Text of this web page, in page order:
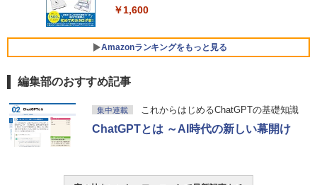
ersonal/Copilotキー搭載/Win 11/15.6型/
Core i5/16GB/SSD 512GB/ホワイト) FM
￥1,600
Amazonランキングをもっと見る
Amazon Kindle Paperwhite (16GB) 7イ
ンチディスプレイ、色調調節ライト、12
週間持続バッテリー、広告なし、ブラッ
編集部のおすすめ記事
集中連載 これからはじめるChatGPTの基礎知識
ChatGPTとは ～AI時代の新しい幕開け